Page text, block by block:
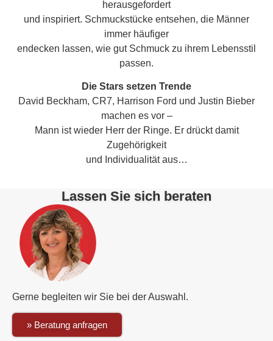
herausgefordert
und inspiriert. Schmuckstücke entsehen, die Männer
immer häufiger
endecken lassen, wie gut Schmuck zu ihrem Lebensstil
passen.
Die Stars setzen Trende
David Beckham, CR7, Harrison Ford und Justin Bieber
machen es vor –
Mann ist wieder Herr der Ringe. Er drückt damit
Zugehörigkeit
und Individualität aus…
Lassen Sie sich beraten
Gerne begleiten wir Sie bei der Auswahl.
» Beratung anfragen